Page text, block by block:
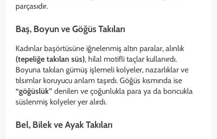
parçasıdır.
Baş, Boyun ve Göğüs Takıları
Kadınlar başörtüsüne iğnelenmiş altın paralar, alınlık
(tepeliğe takılan süs), hilal motifli taçlar kullanırdı.
Boyuna takılan gümüş işlemeli kolyeler, nazarlıklar ve
tılsımlar koruyucu anlam taşırdı. Göğüs kısmında ise
“göğüslük” denilen ve çoğunlukla para ya da boncukla
süslenmiş kolyeler yer alırdı.
Bel, Bilek ve Ayak Takıları